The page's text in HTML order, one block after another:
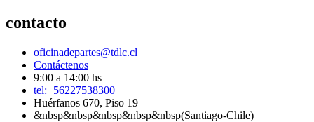
contacto
oficinadepartes@tdlc.cl
Contáctenos
9:00 a 14:00 hs
tel:+56227538300
Huérfanos 670, Piso 19
&nbsp&nbsp&nbsp&nbsp&nbsp(Santiago-Chile)